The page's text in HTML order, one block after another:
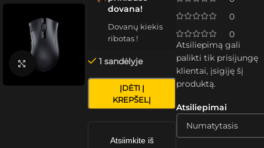
Spustelėkite, kad padidintumėte
dovana!
Dovanų kiekis
ribotas !
1 sandėlyje
ĮDĖTI Į
KREPŠELĮ
Atsiimkite iš
0
0
Atsiliepimai
Atsiliepimą gali
palikti tik prisijungę
klientai, įsigiję šį
produktą.